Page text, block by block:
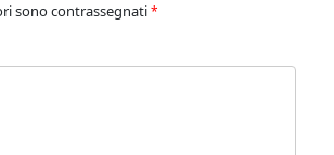
sono contrassegnati*